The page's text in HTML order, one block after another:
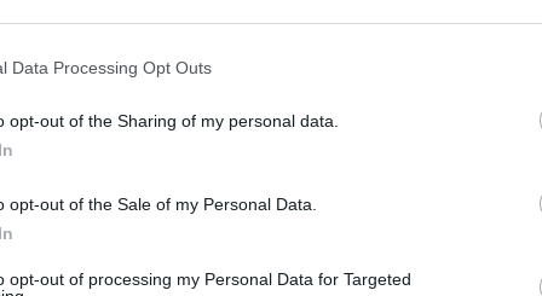
Data Processing Opt Outs
opt-out of the Sharing of my personal data.
opt-out of the Sale of my Personal Data.
opt-out of processing my Personal Data for Targeted
y liquidada. Es cierto que el mercado
precio de los medicamentos entre países
valores éticos deben servir para
para algunos, esos aprovechados
que representa debilitar y desprestigiar
participando.
ACTIVAR AHORA